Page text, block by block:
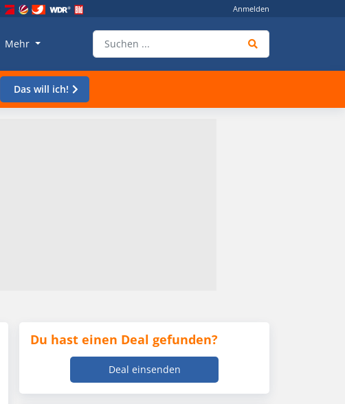
Anmelden
Mehr
Das will ich!
Du hast einen Deal gefunden?
Deal einsenden